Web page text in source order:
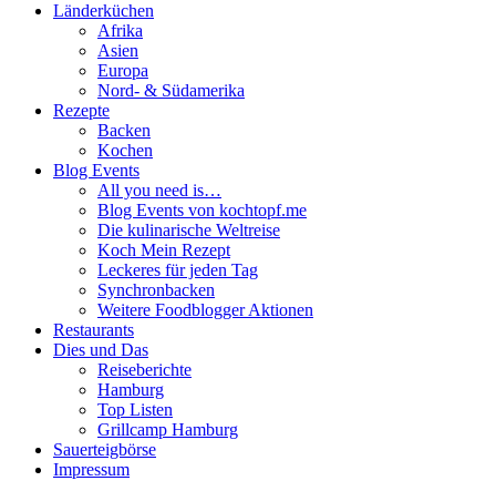
Länderküchen
Afrika
Asien
Europa
Nord- & Südamerika
Rezepte
Backen
Kochen
Blog Events
All you need is…
Blog Events von kochtopf.me
Die kulinarische Weltreise
Koch Mein Rezept
Leckeres für jeden Tag
Synchronbacken
Weitere Foodblogger Aktionen
Restaurants
Dies und Das
Reiseberichte
Hamburg
Top Listen
Grillcamp Hamburg
Sauerteigbörse
Impressum